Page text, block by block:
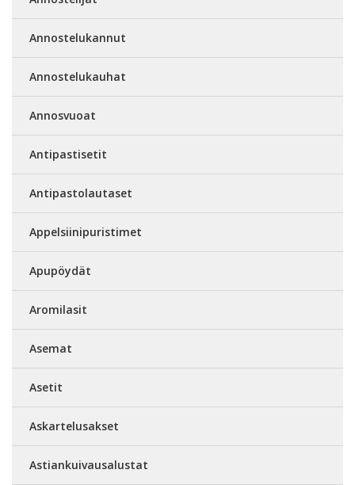
Annostelukannut
Annostelukauhat
Annosvuoat
Antipastisetit
Antipastolautaset
Appelsiinipuristimet
Apupöydät
Aromilasit
Asemat
Asetit
Askartelusakset
Astiankuivausalustat